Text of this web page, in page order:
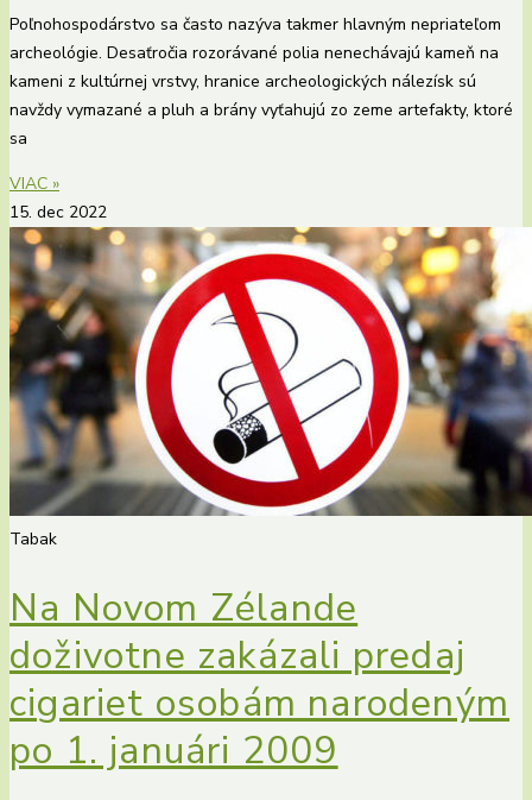
Poľnohospodárstvo sa často nazýva takmer hlavným nepriateľom
archeológie. Desaťročia rozorávané polia nenechávajú kameň na
kameni z kultúrnej vrstvy, hranice archeologických nálezísk sú
navždy vymazané a pluh a brány vyťahujú zo zeme artefakty, ktoré
sa
VIAC »
15. dec 2022
Tabak
Na Novom Zélande
doživotne zakázali predaj
cigariet osobám narodeným
po 1. januári 2009